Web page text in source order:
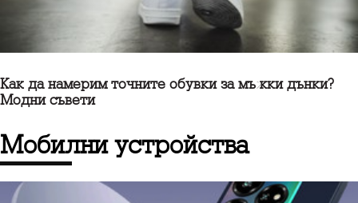
Как да намерим точните обувки за мъжки дънки?
Модни съвети
мобилни устройства